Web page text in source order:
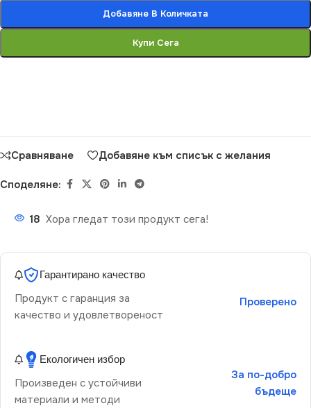
Добавяне В Количката
Купи Сега
Сравняване Добавяне към списък с желания
Споделяне:
18 Хора гледат този продукт сега!
Гарантирано качество
Продукт с гаранция за
качество и удовлетвореност
Проверено
Екологичен избор
Произведен с устойчиви
материали и методи
За по-добро
бъдеще